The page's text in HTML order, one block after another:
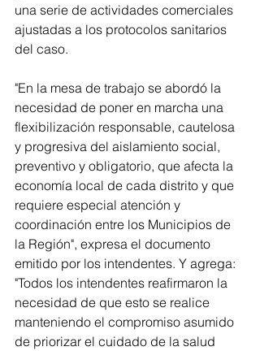
una serie de actividades comerciales
ajustadas a los protocolos sanitarios
del caso.
"En la mesa de trabajo se abordó la
necesidad de poner en marcha una
flexibilización responsable, cautelosa
y progresiva del aislamiento social,
preventivo y obligatorio, que afecta la
economía local de cada distrito y que
requiere especial atención y
coordinación entre los Municipios de
la Región", expresa el documento
emitido por los intendentes. Y agrega:
"Todos los intendentes reafirmaron la
necesidad de que esto se realice
manteniendo el compromiso asumido
de priorizar el cuidado de la salud